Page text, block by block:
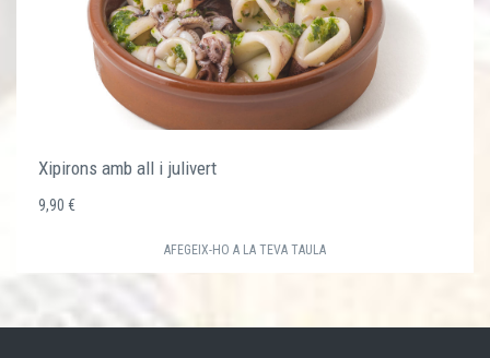
Xipirons amb all i julivert
9,90 €
AFEGEIX-HO A LA TEVA TAULA